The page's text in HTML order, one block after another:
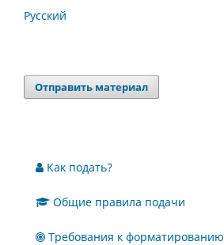
Русский
Отправить материал
Как подать?
Общие правила подачи
Требования к форматированию